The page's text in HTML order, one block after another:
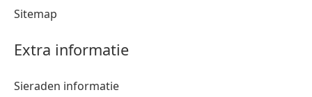
Sitemap
Extra informatie
Sieraden informatie